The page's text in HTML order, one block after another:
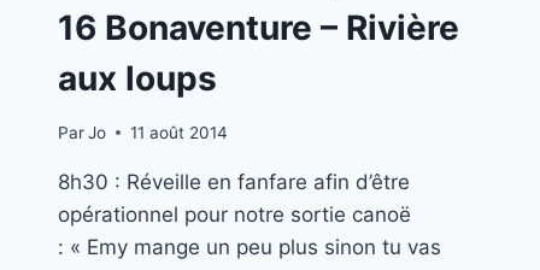
16 Bonaventure – Rivière
aux loups
ParJo 11 août 2014
8h30 : Réveille en fanfare afin d’être
opérationnel pour notre sortie canoë
: « Emy mange un peu plus sinon tu vas